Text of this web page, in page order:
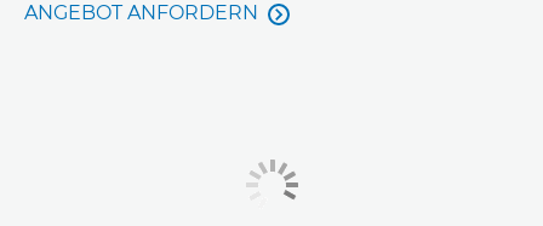
ANGEBOT ANFORDERN 